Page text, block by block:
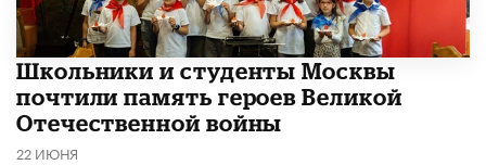
Школьники и студенты Москвы
почтили память героев Великой
Отечественной войны
22 ИЮНЯ